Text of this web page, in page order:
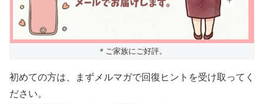
＊ご家族にご好評。
初めての方は、まずメルマガで回復ヒントを受け取ってく
ださい。